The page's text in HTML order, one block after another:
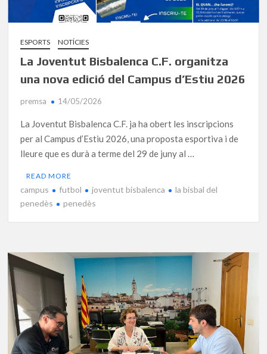
ESPORTS NOTÍCIES
La Joventut Bisbalenca C.F. organitza
una nova edició del Campus d’Estiu 2026
premsa 14/05/2026
La Joventut Bisbalenca C.F. ja ha obert les inscripcions
per al Campus d’Estiu 2026, una proposta esportiva i de
lleure que es durà a terme del 29 de juny al …
READ MORE
campus futbol joventut bisbalenca
la bisbal del
penedès
penedès